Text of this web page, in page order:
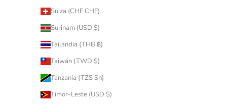
Suiza (CHF CHF)
Surinam (USD $)
Tailandia (THB ฿)
Taiwán (TWD $)
Tanzania (TZS Sh)
Timor-Leste (USD $)